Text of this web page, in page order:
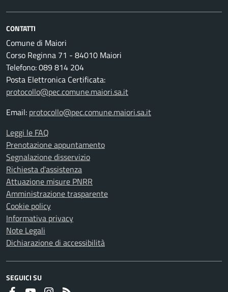
presupposti, nonché di opporsi al loro
trattamento rivolgendo la richiesta al RPD
contattabile all’indirizzo email fornito. Reclamo
Si informa che gli interessati, ricorrendo i
presupposti, possono proporre un eventuale
reclamo all’Autorità di Controllo Italiana -
Garante per la protezione dei dati personali -
Piazza Venezia n. 11 - 00187 Roma
CONTATTI
Comune di Maiori
Corso Reginna 71 - 84010 Maiori
Telefono: 089 814 204
Posta Elettronica Certificata:
protocollo@pec.comune.maiori.sa.it
Email: protocollo@pec.comune.maiori.sa.it
Leggi le FAQ
Prenotazione appuntamento
Segnalazione disservizio
Richiesta d'assistenza
Attuazione misure PNRR
Amministrazione trasparente
Cookie policy
Informativa privacy
Note Legali
Dichiarazione di accessibilità
SEGUICI SU